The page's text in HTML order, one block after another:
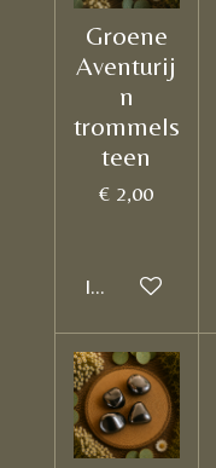
Groene
Aventurij
n
trommels
teen
€ 2,00
In winkelwagen